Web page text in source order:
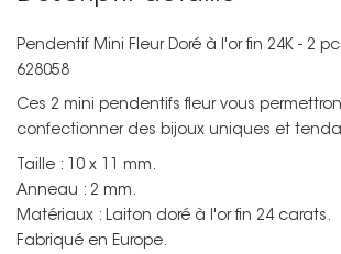
Pendentif Mini Fleur Doré à l'or fin 24K - 2
628058
Ces 2 mini pendentifs fleur vous
confectionner des bijoux uniques et
Taille : 10 x 11 mm.
Anneau : 2 mm.
Matériaux : Laiton doré à l'or fin 24 carats.
Fabriqué en Europe.